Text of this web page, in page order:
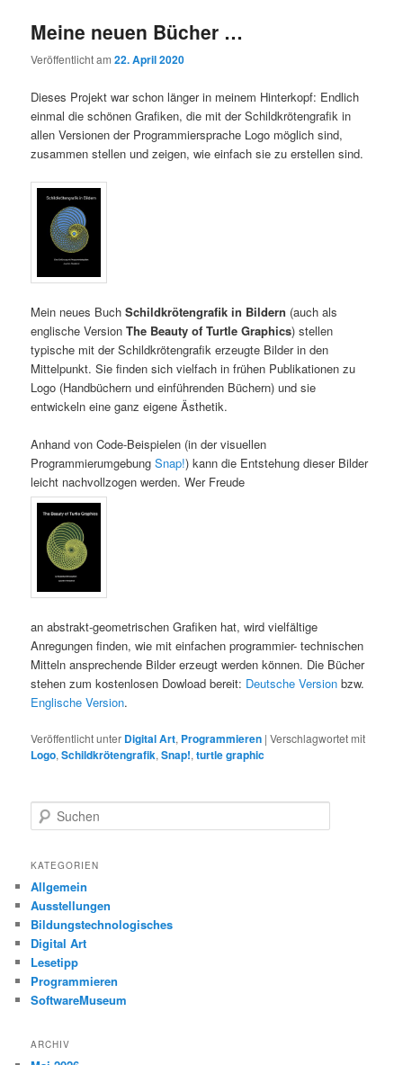
Meine neuen Bücher …
Veröffentlicht am22. April 2020
Dieses Projekt war schon länger in meinem Hinterkopf: Endlich
einmal die schönen Grafiken, die mit der Schildkrötengrafik in
allen Versionen der Programmiersprache Logo möglich sind,
zusammen stellen und zeigen, wie einfach sie zu erstellen sind.
Mein neues BuchSchildkrötengrafik in Bildern (auch als
englische VersionThe Beauty of Turtle Graphics) stellen
typische mit der Schildkrötengrafik erzeugte Bilder in den
Mittelpunkt. Sie finden sich vielfach in frühen Publikationen zu
Logo (Handbüchern und einführenden Büchern) und sie
entwickeln eine ganz eigene Ästhetik.
Anhand von Code-Beispielen (in der visuellen
ProgrammierumgebungSnap!) kann die Entstehung dieser Bilder
leicht nachvollzogen werden. Wer Freude
an abstrakt-geometrischen Grafiken hat, wird vielfältige
Anregungen finden, wie mit einfachen programmier- technischen
Mitteln ansprechende Bilder erzeugt werden können. Die Bücher
stehen zum kostenlosen Dowload bereit: Deutsche Version bzw.
Englische Version.
Veröffentlicht unter Digital Art, Programmieren |Verschlagwortet mit
Logo,Schildkrötengrafik,Snap!,turtle graphic
u
h
n
KATEGORIEN
Allgemein
Ausstellungen
Bildungstechnologisches
Digital Art
Lesetipp
Programmieren
SoftwareMuseum
ARCHIV